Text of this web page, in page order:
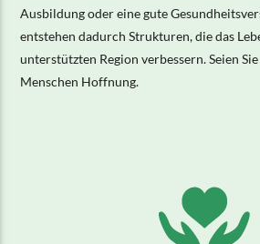
Ausbildung oder eine gute
entstehen dadurch Strukturen, die das
unterstützten Region verbessern. Seien
Menschen Hoffnung.